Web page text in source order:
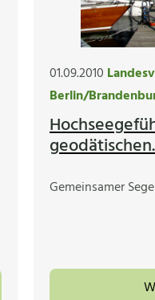
01.09.2010
Berlin/
Gemeinsamer